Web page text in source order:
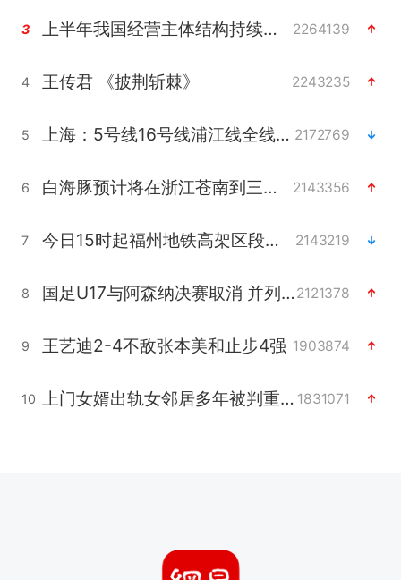
3 上半年我国经营主体结构持续优化 2264139
4 王传君 《披荆斩棘》 2243235
5 上海：5号线16号线浦江线全线停运 2172769
6 白海豚预计将在浙江苍南到三门一带登陆 2143356
7 今日15时起福州地铁高架区段停运 2143219
8 国足U17与阿森纳决赛取消 并列冠军2121378
9 王艺迪2-4不敌张本美和止步4强 1903874
10 上门女婿出轨女邻居多年被判重婚罪 1831071